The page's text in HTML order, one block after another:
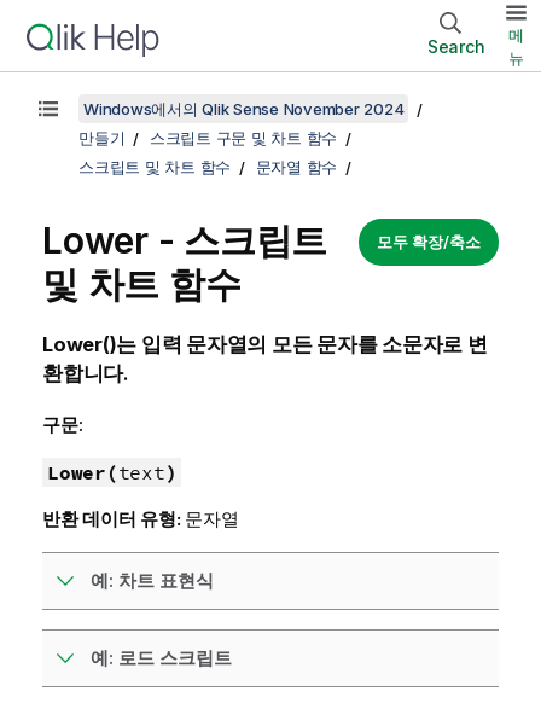
Search
메
뉴
Windows에서의 Qlik Sense November 2024
만들기
스크립트 구문 및 차트 함수
스크립트 및 차트 함수
문자열 함수
모두 확장/축소
Lower - 스크립트
및 차트 함수
Lower()는 입력 문자열의 모든 문자를 소문자로 변
환합니다.
구문:
Lower(text)
반환 데이터 유형: 문자열
예: 차트 표현식
예: 로드 스크립트